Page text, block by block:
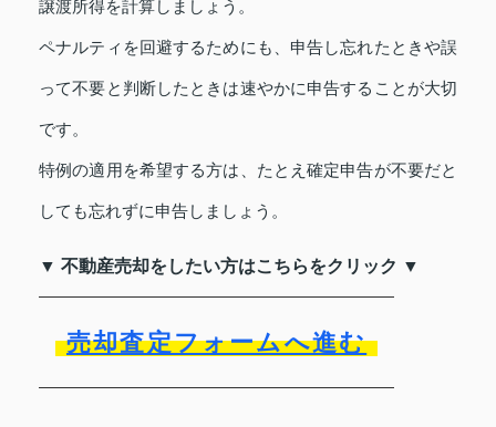
譲渡所得を計算しましょう。
ペナルティを回避するためにも、申告し忘れたときや誤
って不要と判断したときは速やかに申告することが大切
です。
特例の適用を希望する方は、たとえ確定申告が不要だと
しても忘れずに申告しましょう。
▼ 不動産売却をしたい方はこちらをクリック ▼
売却査定フォームへ進む